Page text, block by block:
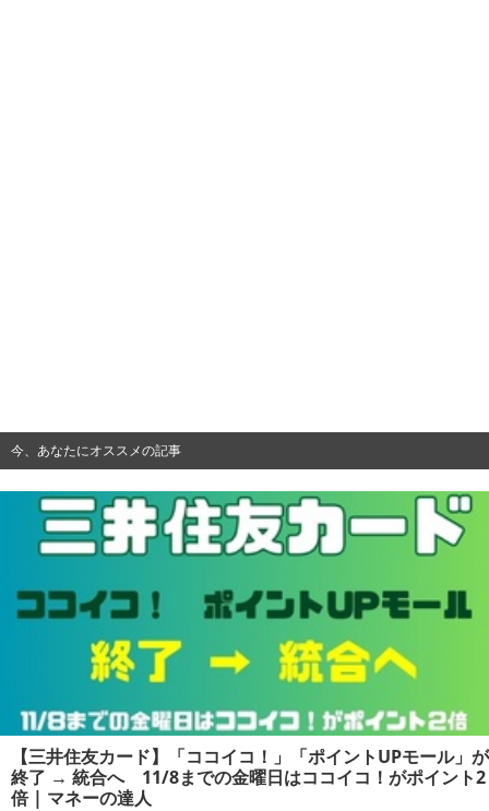
今、あなたにオススメの記事
【三井住友カード】「ココイコ！」「ポイントUPモール」が
終了 → 統合へ 11/8までの金曜日はココイコ！がポイント2
倍 | マネーの達人